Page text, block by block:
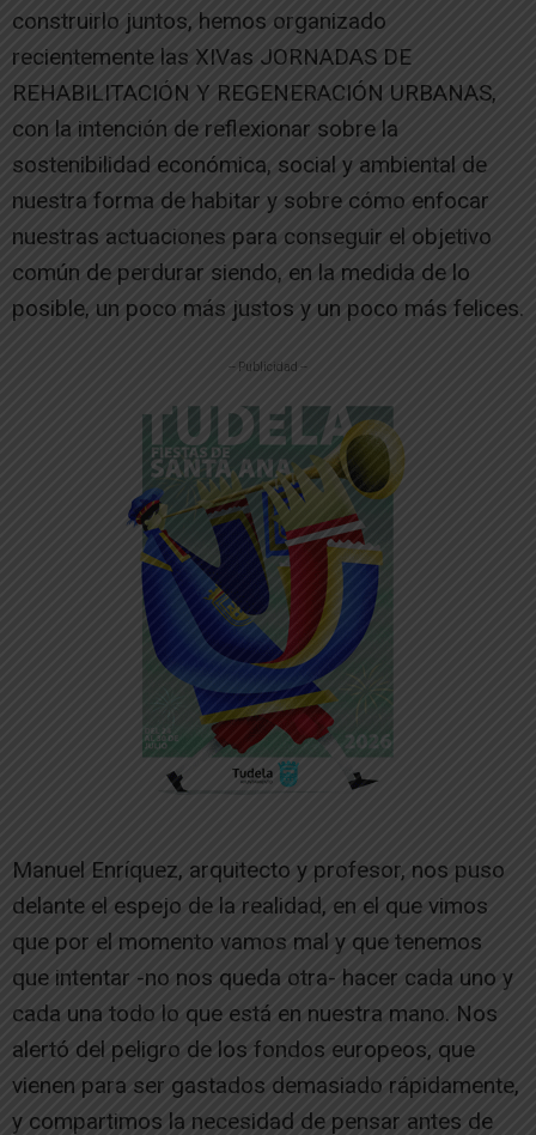
construirlo juntos, hemos organizado
recientemente las XIVas JORNADAS DE
REHABILITACIÓN Y REGENERACIÓN URBANAS,
con la intención de reflexionar sobre la
sostenibilidad económica, social y ambiental de
nuestra forma de habitar y sobre cómo enfocar
nuestras actuaciones para conseguir el objetivo
común de perdurar siendo, en la medida de lo
posible, un poco más justos y un poco más felices.
-- Publicidad --
Manuel Enríquez, arquitecto y profesor, nos puso
delante el espejo de la realidad, en el que vimos
que por el momento vamos mal y que tenemos
que intentar -no nos queda otra- hacer cada uno y
cada una todo lo que está en nuestra mano. Nos
alertó del peligro de los fondos europeos, que
vienen para ser gastados demasiado rápidamente,
y compartimos la necesidad de pensar antes de